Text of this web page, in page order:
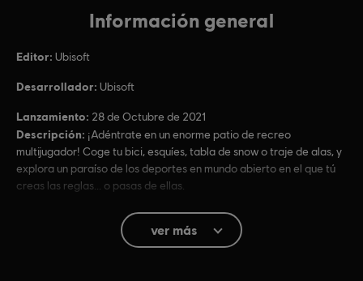
Información general
Editor: Ubisoft
Desarrollador: Ubisoft
Lanzamiento: 28 de Octubre de 2021
Descripción: ¡Adéntrate en un enorme patio de recreo
multijugador! Coge tu bici, esquíes, tabla de snow o traje de alas, y
explora un paraíso de los deportes en mundo abierto en el que tú
creas las reglas... o pasas de ellas.
Clasificación por edad :
Letra de canciones
Interacción de usuarios, Compras dentro del juego
ver más